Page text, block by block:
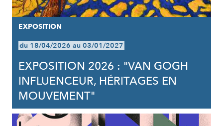
EXPOSITION
du 18/04/2026 au 03/01/2027
EXPOSITION 2026 : "VAN GOGH
INFLUENCEUR, HÉRITAGES EN
MOUVEMENT"